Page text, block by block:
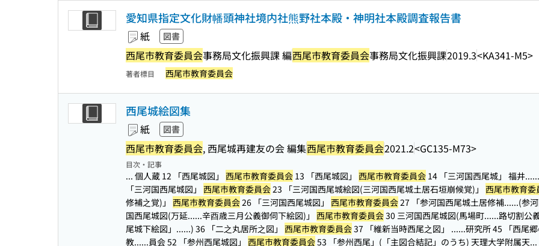
愛知県指定文化財幡頭神社境内社熊野社本殿・神明社本殿調査報告書
紙 図書
西尾市教育委員会事務局文化振興課 編西尾市教育委員会事務局文化振興課2019.3<KA341-M5>
著者標目 西尾市教育委員会
西尾城絵図集
紙 図書
西尾市教育委員会, 西尾城再建友の会 編集西尾市教育委員会2021.2<GC135-M73>
目次・記事
... 個人蔵 12 「西尾城図」 西尾市教育委員会 13 「西尾城図」 西尾市教育委員会 14 「三河国西尾城」 福井...
「三河国西尾城図」 西尾市教育委員会23 「三河国西尾城絵図(三河国西尾城土居石垣崩候覚)」 西尾市教育委
修補之覚)」 西尾市教育委員会26 「三河国西尾城図」 西尾市教育委員会27 「参河国西尾城土居修補......(参
国西尾城図(万延......辛酉歳三月公義御伺下絵図)」 西尾市教育委員会30 三河国西尾城図(馬場町......路切割公
尾城下絵図」......) 36 「二之丸居所之図」 西尾市教育委員会37 「維新当時西尾之図」 ......研究所 45 「西尾郷
教......員会 52 「参州西尾城図」 西尾市教育委員会53 「参州西尾」(「主図合結記」のうち) 天理大学附属天...